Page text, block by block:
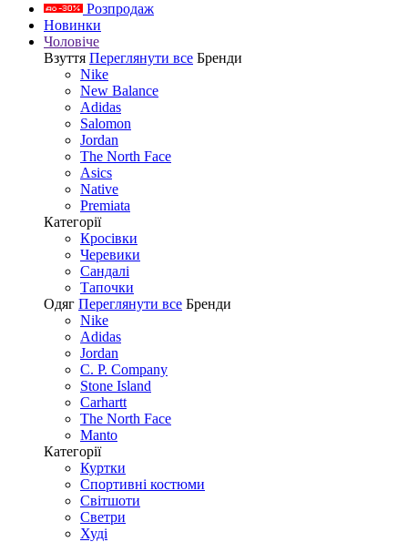
Розпродаж
Новинки
Чоловіче
Взуття Переглянути все Бренди
Nike
New Balance
Adidas
Salomon
Jordan
The North Face
Asics
Native
Premiata
Категорії
Кросівки
Черевики
Сандалі
Tапочки
Одяг Переглянути все Бренди
Nike
Adidas
Jordan
C. P. Company
Stone Island
Carhartt
The North Face
Manto
Категорії
Куртки
Спортивні костюми
Світшоти
Светри
Худі